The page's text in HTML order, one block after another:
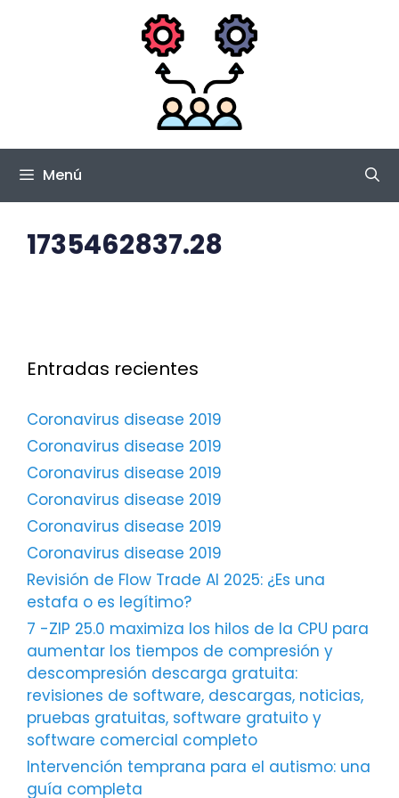
Menú
1735462837.28
Entradas recientes
Coronavirus disease 2019
Coronavirus disease 2019
Coronavirus disease 2019
Coronavirus disease 2019
Coronavirus disease 2019
Coronavirus disease 2019
Revisión de Flow Trade AI 2025: ¿Es una
estafa o es legítimo?
7 -ZIP 25.0 maximiza los hilos de la CPU para
aumentar los tiempos de compresión y
descompresión descarga gratuita:
revisiones de software, descargas, noticias,
pruebas gratuitas, software gratuito y
software comercial completo
Intervención temprana para el autismo: una
guía completa